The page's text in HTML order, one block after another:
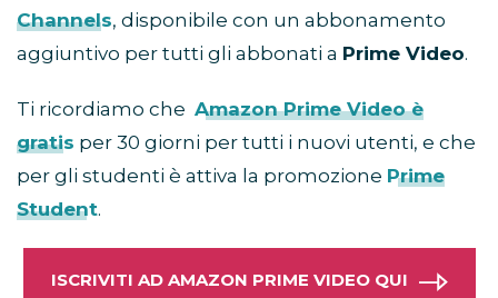
Channels, disponibile con un abbonamento
aggiuntivo per tutti gli abbonati a Prime Video.
Ti ricordiamo che Amazon Prime Video è
gratis per 30 giorni per tutti i nuovi utenti, e che
per gli studenti è attiva la promozione Prime
Student.
ISCRIVITI AD AMAZON PRIME VIDEO QUI